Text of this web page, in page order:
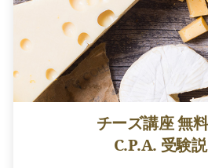
チーズ講座 無
C.P.A. 受験